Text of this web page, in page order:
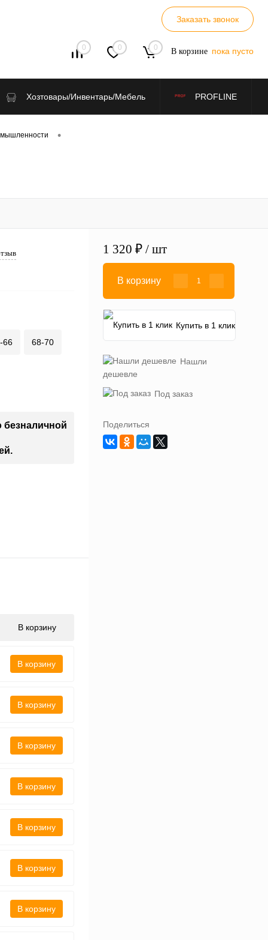
Заказать звонок
0 0 0 В корзине пока пусто
Хозтовары/Инвентарь/Мебель PROFLINE
•
66 68-70
безналичной
В корзину
В корзину
В корзину
В корзину
В корзину
В корзину
В корзину
В корзину
1 320 ₽ / шт
В корзину
Купить в 1 клик
Нашли
дешевле
Под заказ
Поделиться